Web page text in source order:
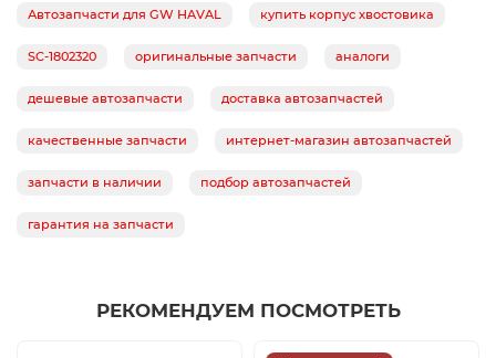
Автозапчасти для GW HAVAL купить корпус хвостовика
SC-1802320 оригинальные запчасти аналоги
дешевые автозапчасти доставка автозапчастей
качественные запчасти интернет-магазин автозапчастей
запчасти в наличии подбор автозапчастей
гарантия на запчасти
РЕКОМЕНДУЕМ ПОСМОТРЕТЬ